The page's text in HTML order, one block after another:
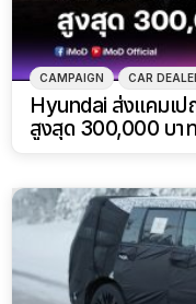
CAMPAIGN CAR
Hyundai ส่งแคมเ
สูงสุด 300,000 บา